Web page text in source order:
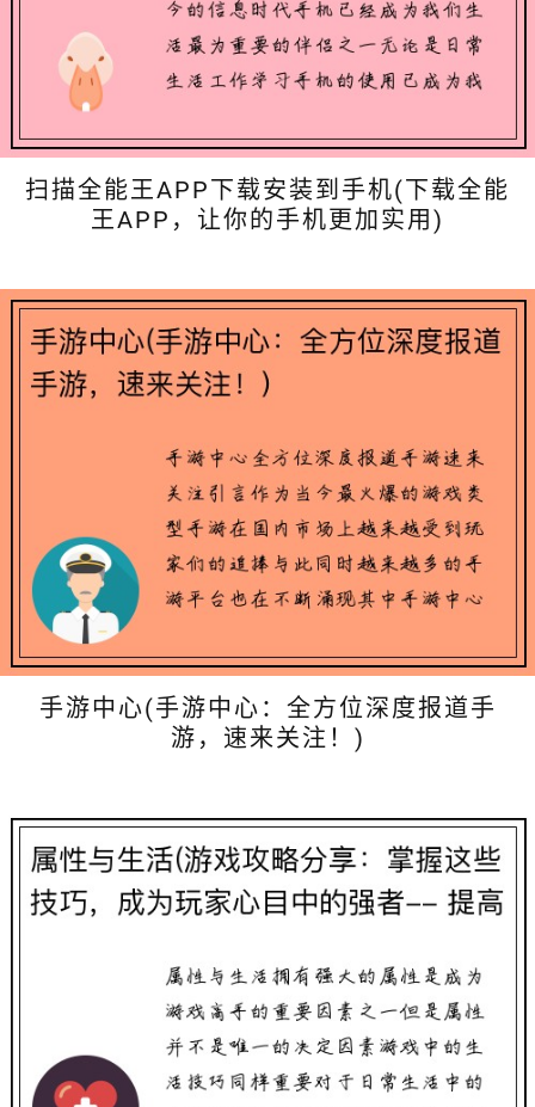
扫描全能王APP下载安装到手机(下载全能
王APP，让你的手机更加实用)
手游中心(手游中心：全方位深度报道手
游，速来关注！)